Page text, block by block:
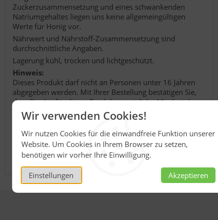
Wir verwenden Cookies!
Wir nutzen Cookies für die einwandfreie Funktion unserer
Website. Um Cookies in Ihrem Browser zu setzen,
benötigen wir vorher Ihre Einwilligung.
Einstellungen Akzeptieren
Zuckerzusammensetzung und eines schwankenden
Natriumgehaltes liegen uns keine allgemeingültigen
Werte für Honig vor.
Nährwert und Nährstoff-Zusammensetzung sind
durchschnittliche Angaben.
Lagerung kühl, trocken und lichtgeschützt.
Hinweis:
Dieses Produkt darf nicht an Personen unter 16 Jahren
abgegeben werden. Mit Ihrer Bestellung bestätigen Sie,
dass Sie das für dieses Produkt gesetzliche Mindestalter
haben. Bitte seien Sie verantwortungsvoll mit diesem
Artikel.
Verantwortlicher Hersteller
Honig Reinmuth Heinrich Reinmuth GmbH & Co.
Imkerweg 2
74821 Mosbach